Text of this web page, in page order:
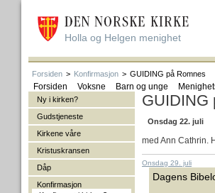
Holla og Helgen menighet
Forsiden > Konfirmasjon > GUIDING på Romnes
Forsiden Voksne Barn og unge
Ny i kirken?
Gudstjeneste
Kirkene våre
Kristuskransen
Dåp
Konfirmasjon
GUIDING
Onsdag 22. juli
med Ann Cathrin.
Onsdag 29. juli
Dagens